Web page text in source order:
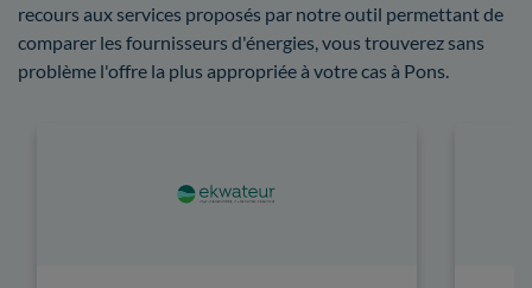
recours aux services proposés par notre outil permettant de
comparer les fournisseurs d'énergies, vous trouverez sans
problème l'offre la plus appropriée à votre cas à Pons.